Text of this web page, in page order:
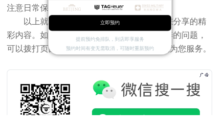
注意日常保养以延长手表使用寿命。
以上就是
北京泰格豪雅维修服务中心
为您分享的精
彩内容。如果您还有其他关于手表维护和保养的问题，
可以拨打页面400电话进行咨询，我们将竭诚为您服务。
立即预约
提前预约免排队，到店即享服务
预约时间有变无需取消，可随时重新预约